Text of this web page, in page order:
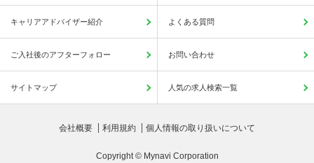
キャリアアドバイザー紹介 よくある質問
ご入社後のアフターフォロー お問い合わせ
サイトマップ 人気の求人検索一覧
会社概要 利用規約 個人情報の取り扱いについて
Copyright © Mynavi Corporation